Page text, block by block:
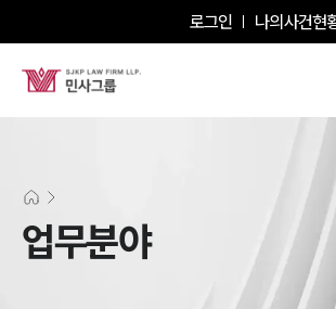
로그인 나의사건현
업무분야